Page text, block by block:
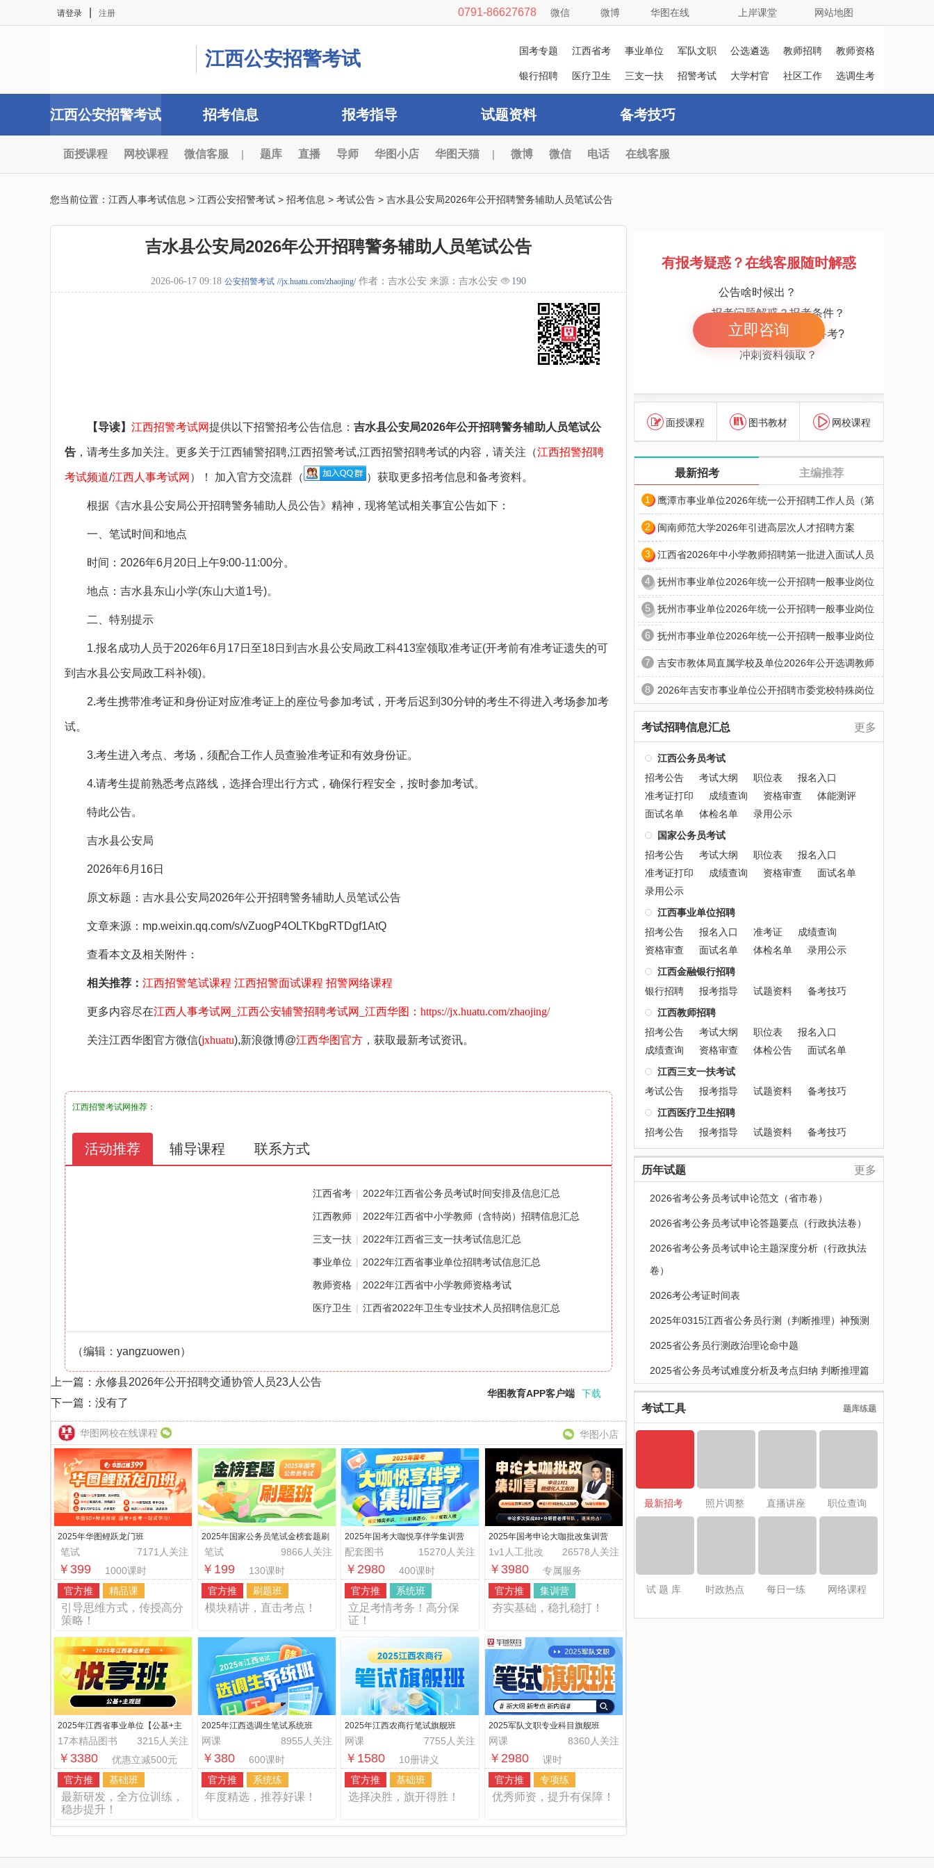
请登录 注册 微信 微博 华图在线 上岸课堂 网站地图
0791-86627678
江西公安招警考试 国考专题 江西省考 事业单位 军队文职 公选遴选 教师招聘
教师资格
证
银行招聘 医疗卫生 三支一扶 招警考试 大学村官
社区工作
选调生考
江西公安招警考试 招考信息 报考指导 试题资料 备考技巧
面授课程 网校课程 微信客服 | 题库 直播 导师 华图小店 华图天猫 | 微博 微信 电话 在线客服
您当前位置： 江西人事考试信息 > 江西公安招警考试 > 招考信息 > 考试公告 > 吉水县公安局2026年公开招聘警务辅助人员笔试公告
吉水县公安局2026年公开招聘警务辅助人员笔试公告
2026-06-17 09:18 公安招警考试 //jx.huatu.com/zhaojing/作者：吉水公安 来源：吉水公安 190
【导读】 江西招警考试网提供以下招警招考公告信息： 吉水县公安局2026年公开招聘警务辅助人员笔试公
告 ，请考生多加关注。更多关于江西辅警招聘,江西招警考试,江西招警招聘考试的内容，请关注（江西招警招聘
考试频道/江西人事考试网 ）！ 加入官方交流群（ ）获取更多招考信息和备考资料。
根据《吉水县公安局公开招聘警务辅助人员公告》精神，现将笔试相关事宜公告如下：
一、笔试时间和地点
时间：2026年6月20日上午9:00-11:00分。
地点：吉水县东山小学(东山大道1号)。
二、特别提示
1.报名成功人员于2026年6月17日至18日到吉水县公安局政工科413室领取准考证(开考前有准考证遗失的可
到吉水县公安局政工科补领)。
2.考生携带准考证和身份证对应准考证上的座位号参加考试，开考后迟到30分钟的考生不得进入考场参加考
试。
3.考生进入考点、考场，须配合工作人员查验准考证和有效身份证。
4.请考生提前熟悉考点路线，选择合理出行方式，确保行程安全，按时参加考试。
特此公告。
吉水县公安局
2026年6月16日
原文标题：吉水县公安局2026年公开招聘警务辅助人员笔试公告
文章来源：mp.weixin.qq.com/s/vZuogP4OLTKbgRTDgf1AtQ
查看本文及相关附件：
相关推荐： 江西招警笔试课程 江西招警面试课程 招警网络课程
更多内容尽在江西人事考试网_江西公安辅警招聘考试网_江西华图：https://jx.huatu.com/zhaojing/
关注江西华图官方微信(jxhuatu),新浪微博@江西华图官方 ，获取最新考试资讯。
江西招警考试网推荐：
活动推荐 辅导课程 联系方式
江西省考 | 2022年江西省公务员考试时间安排及信息汇总
江西教师 | 2022年江西省中小学教师（含特岗）招聘信息汇总
三支一扶 | 2022年江西省三支一扶考试信息汇总
事业单位 | 2022年江西省事业单位招聘考试信息汇总
教师资格 | 2022年江西省中小学教师资格考试
医疗卫生 | 江西省2022年卫生专业技术人员招聘信息汇总
（编辑：yangzuowen）
上一篇： 永修县2026年公开招聘交通协管人员23人公告
下一篇：没有了
华图教育APP客户端 下载
华图网校在线课程 华图小店
2025年华图鲤跃龙门班
7171人关注
笔试
￥399
1000课时
官方推
精品课
引导思维方式，传授高分
策略！
2025年国家公务员笔试金榜套题刷
题班
9866人关注
笔试
￥199
130课时
官方推
刷题班
模块精讲，直击考点！
2025年国考大咖悦享伴学集训营
15270人关注
配套图书
￥2980
400课时
官方推
系统班
立足考情考务！高分保
证！
2025年国考申论大咖批改集训营
26578人关注
1v1人工批改
￥3980
专属服务
官方推
集训营
夯实基础，稳扎稳打！
2025年江西省事业单位【公基+主
观题】悦享班
3215人关注
17本精品图书
￥3380
优惠立减500元
官方推
基础班
最新研发，全方位训练，
稳步提升！
2025年江西选调生笔试系统班
8955人关注
网课
￥380
600课时
官方推
系统练
年度精选，推荐好课！
2025年江西农商行笔试旗舰班
7755人关注
网课
￥1580
10册讲义
官方推
基础班
选择决胜，旗开得胜！
2025军队文职专业科目旗舰班
8360人关注
网课
￥2980
课时
官方推
专项练
优秀师资，提升有保障！
有报考疑惑？在线客服随时解惑
公告啥时候出？
报考问题解惑？报考条件？
报考岗位解惑 怎么备考?
冲刺资料领取？
立即咨询
面授课程 图书教材 网校课程
最新招考 主编推荐
1 鹰潭市事业单位2026年统一公开招聘工作人员（第
2 闽南师范大学2026年引进高层次人才招聘方案
3 江西省2026年中小学教师招聘第一批进入面试人员
4 抚州市事业单位2026年统一公开招聘一般事业岗位
5 抚州市事业单位2026年统一公开招聘一般事业岗位
6 抚州市事业单位2026年统一公开招聘一般事业岗位
7 吉安市教体局直属学校及单位2026年公开选调教师
8 2026年吉安市事业单位公开招聘市委党校特殊岗位
考试招聘信息汇总 更多
江西公务员考试
招考公告
考试大纲 职位表
报名入口
准考证打印
成绩查询 资格审查
体能测评
面试名单
体检名单
录用公示
国家公务员考试
招考公告
考试大纲 职位表
报名入口
准考证打印
成绩查询 资格审查
面试名单
录用公示
江西事业单位招聘
招考公告
报名入口 准考证
成绩查询
资格审查
面试名单 体检名单
录用公示
江西金融银行招聘
银行招聘
报考指导 试题资料
备考技巧
江西教师招聘
招考公告
考试大纲 职位表
报名入口
成绩查询
资格审查 体检公告
面试名单
江西三支一扶考试
考试公告
报考指导 试题资料
备考技巧
江西医疗卫生招聘
招考公告
报考指导 试题资料 备考技巧
历年试题 更多
2026省考公务员考试申论范文（省市卷）
2026省考公务员考试申论答题要点（行政执法卷）
2026省考公务员考试申论主题深度分析（行政执法
卷）
2026考公考证时间表
2025年0315江西省公务员行测（判断推理）神预测
2025省公务员行测政治理论命中题
2025省公务员考试难度分析及考点归纳 判断推理篇
考试工具 题库练题
最新招考 照片调整 直播讲座 职位查询
试 题 库 时政热点 每日一练 网络课程